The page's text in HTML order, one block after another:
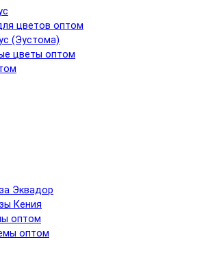
цветов оптом
(Эустома)
цветы оптом
Эквадор
Кения
оптом
оптом